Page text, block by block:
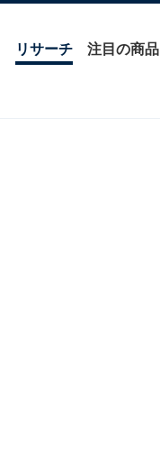
リサーチ 注目の商品